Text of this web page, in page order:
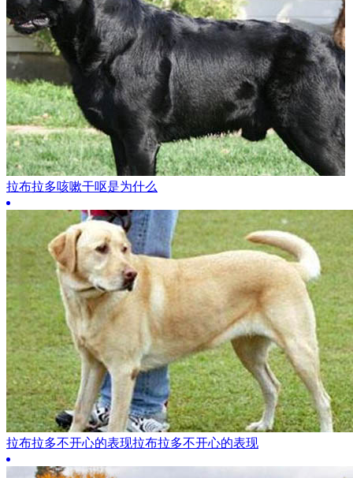
拉布拉多咳嗽干呕是为什么
拉布拉多不开心的表现拉布拉多不开心的表现